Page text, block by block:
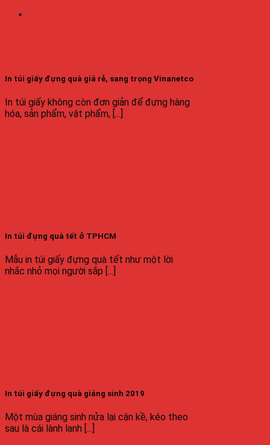
In túi giấy đựng quà giá rẻ, sang trọng Vinanetco
In túi giấy không còn đơn giản để đựng hàng
hóa, sản phẩm, vật phẩm, [...]
In túi đựng quà tết ở TPHCM
Mẫu in túi giấy đựng quà tết như một lời
nhắc nhỏ mọi người sắp [...]
In túi giấy đựng quà giáng sinh 2019
Một mùa giáng sinh nửa lại cận kề, kéo theo
sau là cái lành lạnh [...]